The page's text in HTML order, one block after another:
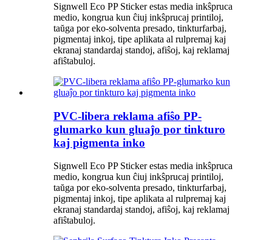
Signwell Eco PP Sticker estas media inkŝpruca
medio, kongrua kun ĉiuj inkŝprucaj printiloj,
taŭga por eko-solventa presado, tinkturfarbaj,
pigmentaj inkoj, tipe aplikata al rulpremaj kaj
ekranaj standardaj standoj, afiŝoj, kaj reklamaj
afiŝtabuloj.
PVC-libera reklama afiŝo PP-
glumarko kun gluaĵo por tinkturo
kaj pigmenta inko
Signwell Eco PP Sticker estas media inkŝpruca
medio, kongrua kun ĉiuj inkŝprucaj printiloj,
taŭga por eko-solventa presado, tinkturfarbaj,
pigmentaj inkoj, tipe aplikata al rulpremaj kaj
ekranaj standardaj standoj, afiŝoj, kaj reklamaj
afiŝtabuloj.